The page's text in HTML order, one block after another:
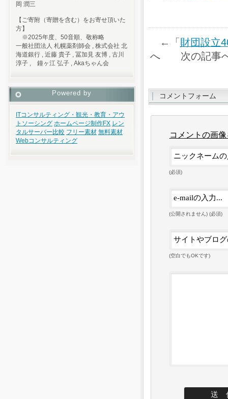
←「 財団設立
へ 次の記事
コメントフォーム
コメントの画
(必須)
(公開されません) (必須)
(空白でもOKです)
岡 潤三
【ご寄附（寄贈を含む）をお寄せ頂いた
方】
※2025年度、50音順、敬称略
一般社団法人 札幌薬剤師会 , 株式会社 北
海道銀行 , 近藤 貴子 , 冨加見 友博 , 古川
淳子 , 鐘ヶ江 弘子 , Akaちゃん会
Powered by
ITコンサルティング・観光・教育・アウ
トソーシング ホームページ制作FX レン
タルサーバー比較 フリー素材 無料素材
Webコンサルティング